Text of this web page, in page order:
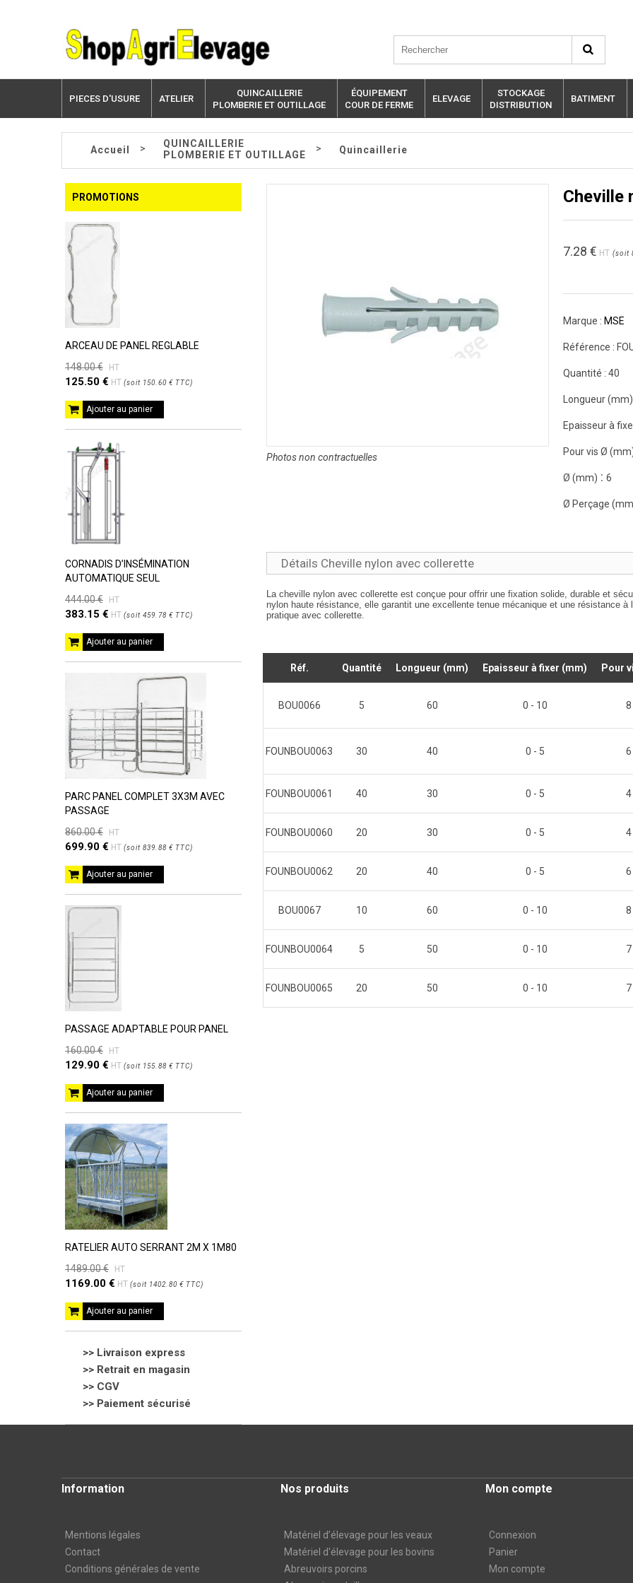
PIECES D'USURE ATELIER
QUINCAILLERIE
PLOMBERIE ET OUTILLAGE
ÉQUIPEMENT
COUR DE FERME
ELEVAGE
STOCKAGE
DISTRIBUTION
BATIMENT
Accueil >
QUINCAILLERIE
PLOMBERIE ET OUTILLAGE
> Quincaillerie
PROMOTIONS
ARCEAU DE PANEL REGLABLE
148.00 €
HT
125.50 € HT (soit 150.60 € TTC)
Ajouter au panier
CORNADIS D’INSÉMINATION
AUTOMATIQUE SEUL
444.00 €
HT
383.15 € HT (soit 459.78 € TTC)
Ajouter au panier
PARC PANEL COMPLET 3X3M AVEC
PASSAGE
860.00 €
HT
699.90 € HT (soit 839.88 € TTC)
Ajouter au panier
PASSAGE ADAPTABLE POUR PANEL
160.00 €
HT
129.90 € HT (soit 155.88 € TTC)
Ajouter au panier
RATELIER AUTO SERRANT 2M X 1M80
1489.00 €
HT
1169.00 € HT (soit 1402.80 € TTC)
Ajouter au panier
>> Livraison express
>> Retrait en magasin
>> CGV
>> Paiement sécurisé
Photos non contractuelles
Cheville
7.28 € HT (soit
Marque : MSE
Référence :
Quantité : 40
Longueur (mm)
Epaisseur à
Pour vis Ø
Ø (mm) : 6
Ø Perçage
Détails Cheville nylon avec collerette
La cheville nylon avec collerette est conçue pour offrir une fixation solide, durable et
nylon haute résistance, elle garantit une excellente tenue mécanique et une résistance
pratique avec collerette.
Réf. Quantité Longueur (mm) Epaisseur à fixer (mm) Pour
BOU0066 5 60 0 - 10 8
FOUNBOU0063 30 40 0 - 5 6
FOUNBOU0061 40 30 0 - 5 4
FOUNBOU0060 20 30 0 - 5 4
FOUNBOU0062 20 40 0 - 5 6
BOU0067 10 60 0 - 10 8
FOUNBOU0064 5 50 0 - 10
FOUNBOU0065 20 50 0 - 10
Information
Mentions légales
Contact
Conditions générales de vente
Nos produits
Matériel d’élevage pour les veaux
Matériel d'élevage pour les bovins
Abreuvoirs porcins
Mon compte
Connexion
Panier
Mon compte